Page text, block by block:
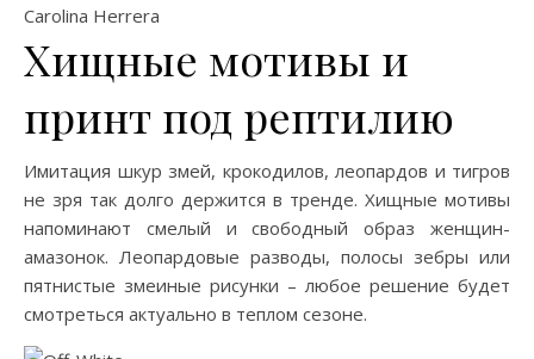
Carolina Herrera
Хищные мотивы и
принт под рептилию
Имитация шкур змей, крокодилов, леопардов и тигров
не зря так долго держится в тренде. Хищные мотивы
напоминают смелый и свободный образ женщин-
амазонок. Леопардовые разводы, полосы зебры или
пятнистые змеиные рисунки – любое решение будет
смотреться актуально в теплом сезоне.